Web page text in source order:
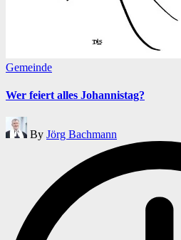
Posted
Gemeinde
Wer feiert alles Johannistag?
Posted
by
By Jörg Bachmann